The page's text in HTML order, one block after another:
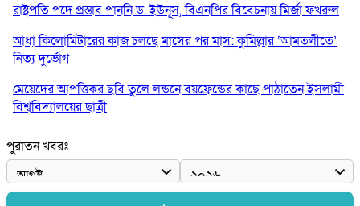
রাষ্ট্রপতি পদে প্রস্তাব পাননি ড. ইউনূস, বিএনপির বিবেচনায় মির্জা ফখরুল
আধা কিলোমিটারের কাজ চলছে মাসের পর মাস: কুমিল্লার ‘আমতলীতে’
নিত্য দুর্ভোগ
মেয়েদের আপত্তিকর ছবি তুলে লন্ডনে বয়ফ্রেন্ডের কাছে পাঠাতেন ইসলামী
বিশ্ববিদ্যালয়ের ছাত্রী
পুলিশকে পিটিয়ে রক্তাক্ত করেছি এ দৃশ্য কি আপনারা দেখেননি: এনসিপি
নেতা
পাঁচ দেশি মাছে মিলল মাইক্রোপ্লাস্টিক, সবচেয়ে বেশি কই মাছে
পুরাতন খবরঃ